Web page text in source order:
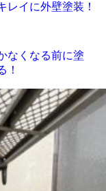
レイに外壁塗装！
なくなる前に塗
！